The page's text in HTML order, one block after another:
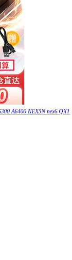
A6400 NEX5N nex6 QX1